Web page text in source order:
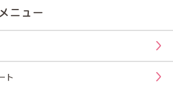
ニュー
ト